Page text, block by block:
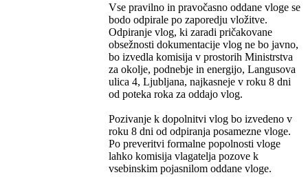
Vse pravilno in pravočasno oddane vloge se
bodo odpirale po zaporedju vložitve.
Odpiranje vlog, ki zaradi pričakovane
obsežnosti dokumentacije vlog ne bo javno,
bo izvedla komisija v prostorih Ministrstva
za okolje, podnebje in energijo, Langusova
ulica 4, Ljubljana, najkasneje v roku 8 dni
od poteka roka za oddajo vlog.
Pozivanje k dopolnitvi vlog bo izvedeno v
roku 8 dni od odpiranja posamezne vloge.
Po preveritvi formalne popolnosti vloge
lahko komisija vlagatelja pozove k
vsebinskim pojasnilom oddane vloge.